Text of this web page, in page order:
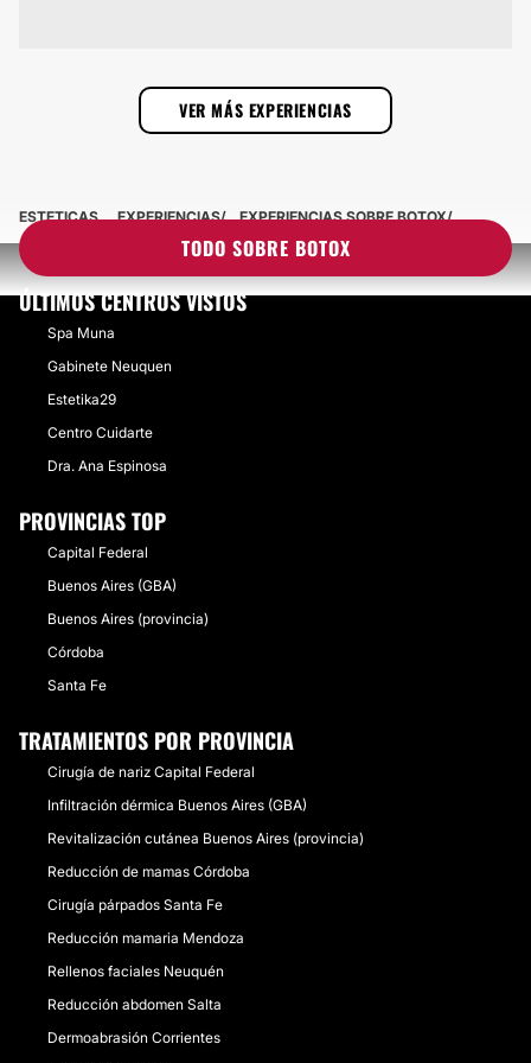
VER MÁS EXPERIENCIAS
TODO SOBRE BOTOX
ESTETICAS EXPERIENCIAS EXPERIENCIAS SOBRE BOTOX
ÚLTIMOS CENTROS VISTOS
Spa Muna
Gabinete Neuquen
Estetika29
Centro Cuidarte
Dra. Ana Espinosa
PROVINCIAS TOP
Capital Federal
Buenos Aires (GBA)
Buenos Aires (provincia)
Córdoba
Santa Fe
TRATAMIENTOS POR PROVINCIA
Cirugía de nariz Capital Federal
Infiltración dérmica Buenos Aires (GBA)
Revitalización cutánea Buenos Aires (provincia)
Reducción de mamas Córdoba
Cirugía párpados Santa Fe
Reducción mamaria Mendoza
Rellenos faciales Neuquén
Reducción abdomen Salta
Dermoabrasión Corrientes